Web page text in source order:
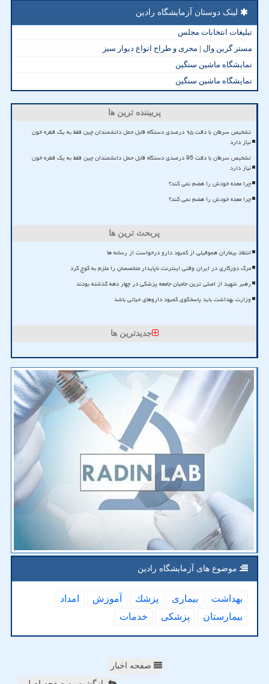
لینک دوستان آزمایشگاه رادین
تبلیغات انتخابات مجلس
مستر گرین وال | مجری و طراح انواع دیوار سبز
نمایشگاه ماشین سنگین
نمایشگاه ماشین سنگین
پربیننده ترین ها
تشخیص سرطان با دقت ۹۵ درصدی دستگاه قابل حمل دانشمندان چین فقط به یک قطره خون
نیاز دارد
تشخیص سرطان با دقت 95 درصدی دستگاه قابل حمل دانشمندان چین فقط به یک قطره خون
نیاز دارد
چرا معده خودش را هضم نمی کند؟
چرا معده خودش را هضم نمی کند؟
پربحث ترین ها
انتقاد بیماران هموفیلی از کمبود دارو درخواست از رسانه ها
مرگ دورکاری در ایران وقتی اینترنت ناپایدار متخصصان را ملزم به کوچ کرد
رهبر شهید از اصلی ترین حامیان جامعه پزشکی در چهار دهه گذشته بودند
وزارت بهداشت باید پاسخگوی کمبود داروهای حیاتی باشد
جدیدترین ها
موضوع های آزمایشگاه رادین
بهداشت بیماری پزشك آموزش
امداد
بیمارستان
پزشكی خدمات
صفحه اخبار